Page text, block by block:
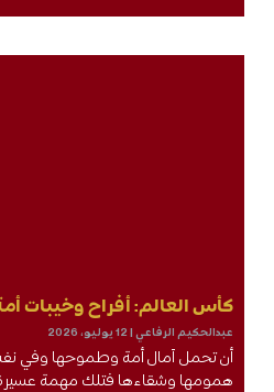
كأس العالم: أفراح وخيبات
عبدالحكيم الرفاعي 12 يوليو، 2026
أن تحمل آمال أمة وطموحها وفي
همومها وشقاءها فتلك مهمة عسيرة